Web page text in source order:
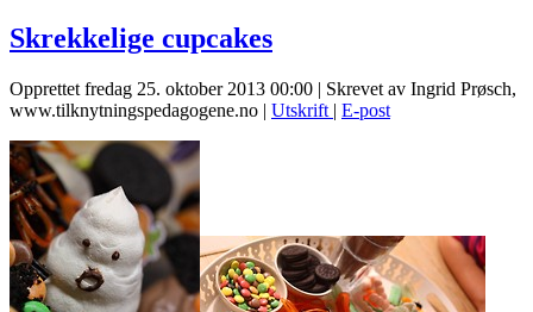
Skrekkelige cupcakes
Opprettet fredag 25. oktober 2013 00:00 | Skrevet av Ingrid Prøsch,
www.tilknytningspedagogene.no | Utskrift | E-post